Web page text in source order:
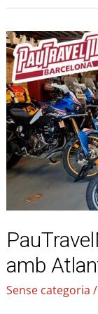
amb
Sense categoria /
segueix
viatjant
amb
Atlantis
Moto